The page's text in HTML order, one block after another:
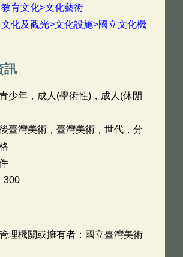
教育文化>文化藝術
文化及觀光>文化設施>國立文化機
訊
少年，成人(學術性)，成人(休閒
臺灣美術，臺灣美術，世代，分
300
理機關或擁有者：國立臺灣美術